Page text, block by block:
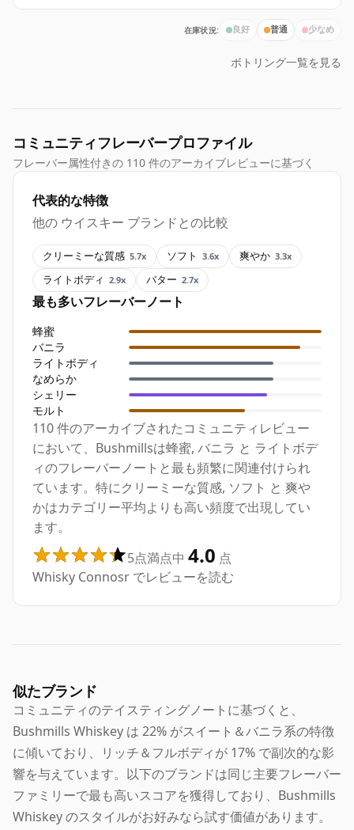
在庫状況: 良好 普通 少なめ
ボトリング一覧を見る
コミュニティフレーバープロファイル
フレーバー属性付きの 110 件のアーカイブレビューに基づく
代表的な特徴
他の ウイスキー ブランドとの比較
クリーミーな質感 5.7x ソフト 3.6x 爽やか 3.3x
ライトボディ 2.9x バター 2.7x
最も多いフレーバーノート
蜂蜜
バニラ
ライトボディ
なめらか
シェリー
モルト
110 件のアーカイブされたコミュニティレビュー
において、Bushmillsは蜂蜜, バニラ と ライトボデ
ィのフレーバーノートと最も頻繁に関連付けられ
ています。特にクリーミーな質感, ソフト と 爽や
かはカテゴリー平均よりも高い頻度で出現してい
ます。
5点満点中 4.0 点
Whisky Connosr でレビューを読む
似たブランド
コミュニティのテイスティングノートに基づくと、
Bushmills Whiskey は 22% がスイート＆バニラ系の特徴
に傾いており、リッチ＆フルボディが 17% で副次的な影
響を与えています。以下のブランドは同じ主要フレーバー
ファミリーで最も高いスコアを獲得しており、Bushmills
Whiskey のスタイルがお好みなら試す価値があります。